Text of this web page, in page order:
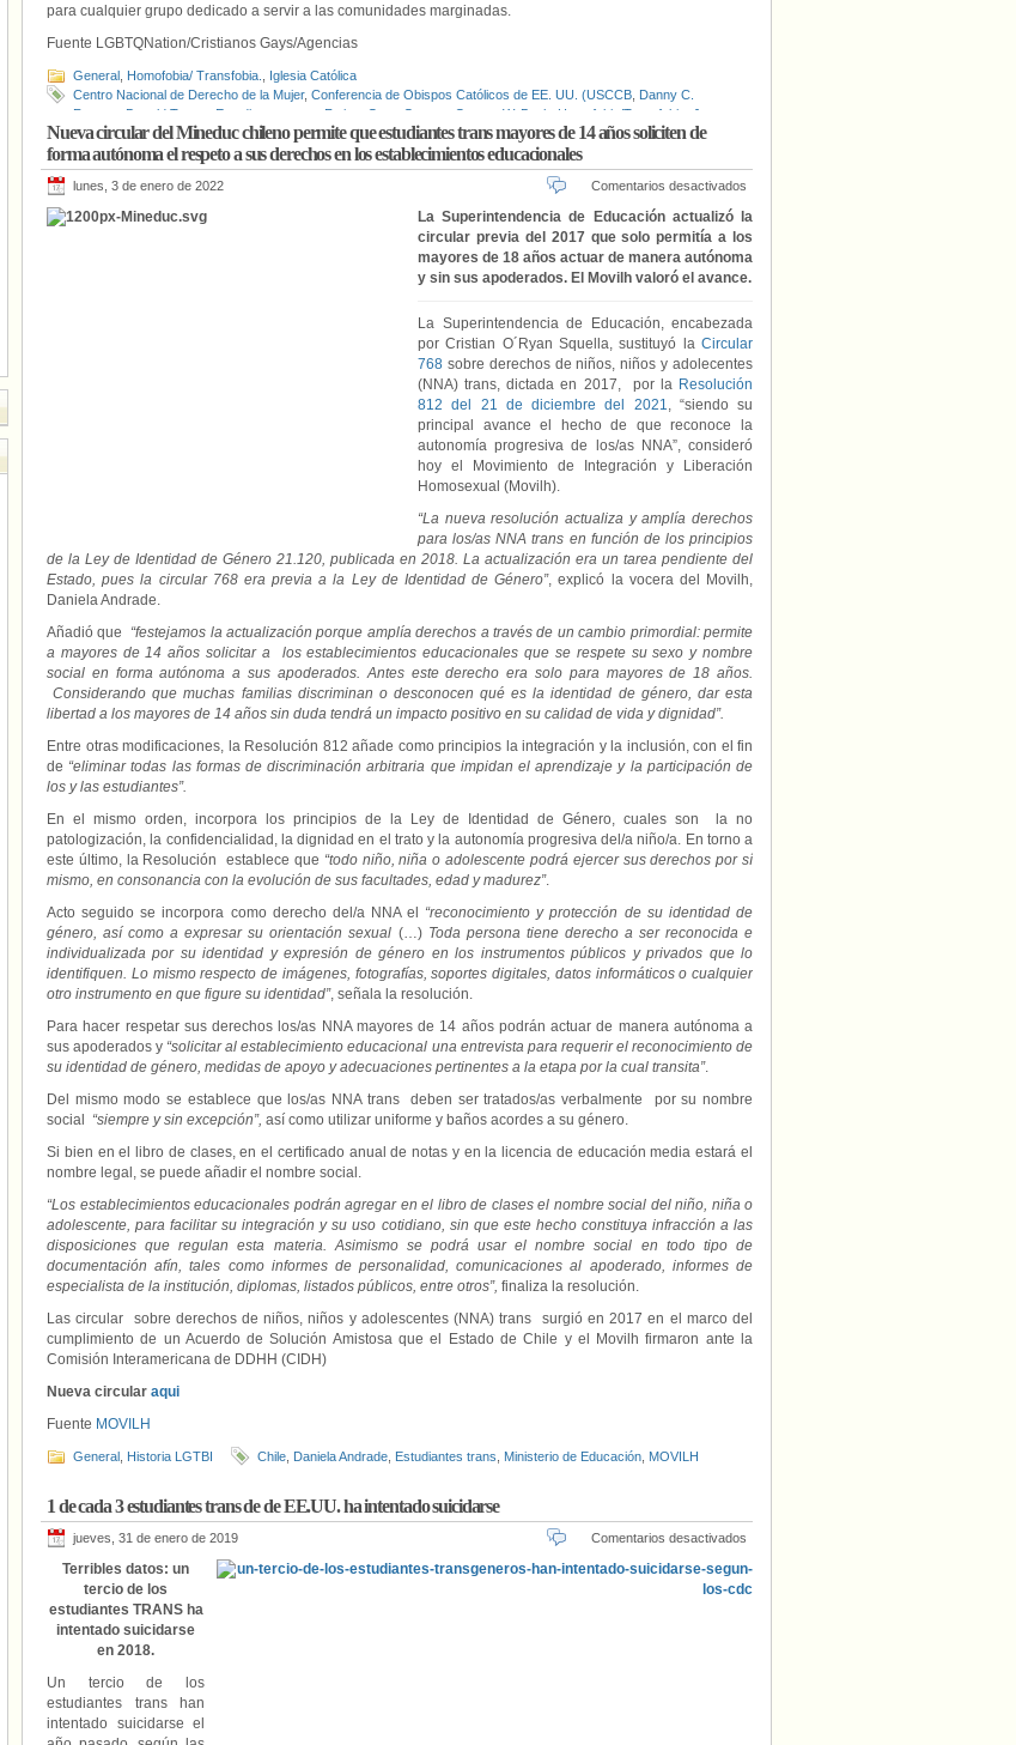
para cualquier grupo dedicado a servir a las comunidades marginadas.
Fuente LGBTQNation/Cristianos Gays/Agencias
General Homofobia/ Transfobia.
Iglesia Católica
Centro Nacional de Derecho de la Mujer, Conferencia de Obispos Católicos de EE. UU. (USCCB Danny C.
Reeves
Donald Trump Estudiantes trans Fatima Goss Graves George W. Bush Homofobia/Transfobia
Joe
Biden,Juez Federal ,Kentucky,Miguel Cardona,Personas LGTBIQ,Personas trans,Proyecto 2025,Título IX
Nueva circular del Mineduc chileno permite que estudiantes trans mayores de 14 años soliciten de
forma autónoma el respeto a sus derechos en los establecimientos educacionales
lunes, 3 de enero de 2022 Comentarios desactivados
La Superintendencia de Educación actualizó la
circular previa del 2017 que solo permitía a los
mayores de 18 años actuar de manera autónoma
y sin sus apoderados. El Movilh valoró el avance.
La Superintendencia de Educación, encabezada
por Cristian O´Ryan Squella, sustituyó laCircular
768 sobre derechos de niños, niños y adolecentes
(NNA) trans, dictada en 2017, por la Resolución
812 del 21 de diciembre del 2021, “siendo su
principal avance el hecho de que reconoce la
autonomía progresiva de los/as NNA”, consideró
hoy el Movimiento de Integración y Liberación
Homosexual (Movilh).
“La nueva resolución actualiza y amplía derechos
para los/as NNA trans en función de los principios
de la Ley de Identidad de Género 21.120, publicada en 2018. La actualización era un tarea pendiente del
Estado, pues la circular 768 era previa a la Ley de Identidad de Género”, explicó la vocera del Movilh,
Daniela Andrade.
Añadió que “festejamos la actualización porque amplía derechos a través de un cambio primordial: permite
a mayores de 14 años solicitar a los establecimientos educacionales que se respete su sexo y nombre
social en forma autónoma a sus apoderados. Antes este derecho era solo para mayores de 18 años.
Considerando que muchas familias discriminan o desconocen qué es la identidad de género, dar esta
libertad a los mayores de 14 años sin duda tendrá un impacto positivo en su calidad de vida y dignidad”.
Entre otras modificaciones, la Resolución 812 añade como principios la integración y la inclusión, con el fin
de “eliminar todas las formas de discriminación arbitraria que impidan el aprendizaje y la participación de
los y las estudiantes”.
En el mismo orden, incorpora los principios de la Ley de Identidad de Género, cuales son la no
patologización, la confidencialidad, la dignidad en el trato y la autonomía progresiva del/a niño/a. En torno a
este último, la Resolución establece que “todo niño, niña o adolescente podrá ejercer sus derechos por sí
mismo, en consonancia con la evolución de sus facultades, edad y madurez”.
Acto seguido se incorpora como derecho del/a NNA el “reconocimiento y protección de su identidad de
género, así como a expresar su orientación sexual (…) Toda persona tiene derecho a ser reconocida e
individualizada por su identidad y expresión de género en los instrumentos públicos y privados que lo
identifiquen. Lo mismo respecto de imágenes, fotografías, soportes digitales, datos informáticos o cualquier
otro instrumento en que figure su identidad”, señala la resolución.
Para hacer respetar sus derechos los/as NNA mayores de 14 años podrán actuar de manera autónoma a
sus apoderados y “solicitar al establecimiento educacional una entrevista para requerir el reconocimiento de
su identidad de género, medidas de apoyo y adecuaciones pertinentes a la etapa por la cual transita”.
Del mismo modo se establece que los/as NNA trans deben ser tratados/as verbalmente por su nombre
social “siempre y sin excepción”, así como utilizar uniforme y baños acordes a su género.
Si bien en el libro de clases, en el certificado anual de notas y en la licencia de educación media estará el
nombre legal, se puede añadir el nombre social.
“Los establecimientos educacionales podrán agregar en el libro de clases el nombre social del niño, niña o
adolescente, para facilitar su integración y su uso cotidiano, sin que este hecho constituya infracción a las
disposiciones que regulan esta materia. Asimismo se podrá usar el nombre social en todo tipo de
documentación afín, tales como informes de personalidad, comunicaciones al apoderado, informes de
especialista de la institución, diplomas, listados públicos, entre otros”, finaliza la resolución.
Las circular sobre derechos de niños, niños y adolescentes (NNA) trans surgió en 2017 en el marco del
cumplimiento de un Acuerdo de Solución Amistosa que el Estado de Chile y el Movilh firmaron ante la
Comisión Interamericana de DDHH (CIDH)
Nueva circular aqui
Fuente MOVILH
General Historia LGTBI Chile Daniela Andrade Estudiantes trans Ministerio de Educación MOVILH
1 de cada 3 estudiantes trans de de EE.UU. ha intentado suicidarse
jueves, 31 de enero de 2019 Comentarios desactivados
Terribles datos: un
tercio de los
estudiantes TRANS ha
intentado suicidarse
en 2018.
Un tercio de los
estudiantes trans han
intentado suicidarse el